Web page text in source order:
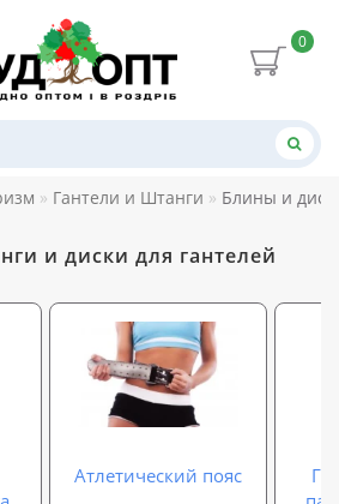
0
Гантели и Штанги Блины и
и диски для гантелей
Атлетический пояс